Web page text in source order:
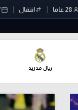
ريال مدريد